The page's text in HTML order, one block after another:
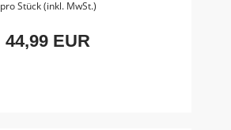
pro Stück (inkl. MwSt.)
44,99 EUR